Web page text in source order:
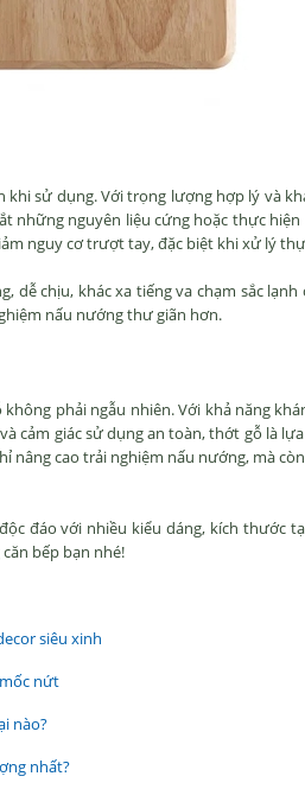
khi sử dụng. Với trọng lượng hợp lý và
những nguyên liệu cứng hoặc thực hiện
nguy cơ trượt tay, đặc biệt khi xử lý
dễ chịu, khác xa tiếng va chạm sắc
nấu nướng thư giãn hơn.
phải ngẫu nhiên. Với khả năng
cảm giác sử dụng an toàn, thớt gỗ là
nâng cao trải nghiệm nấu nướng, mà
đáo với nhiều kiểu dáng, kích thước
bếp bạn nhé!
siêu xinh
nứt
nào?
nhất?